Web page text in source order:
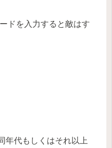
ドを入力すると敵はす
年代もしくはそれ以上